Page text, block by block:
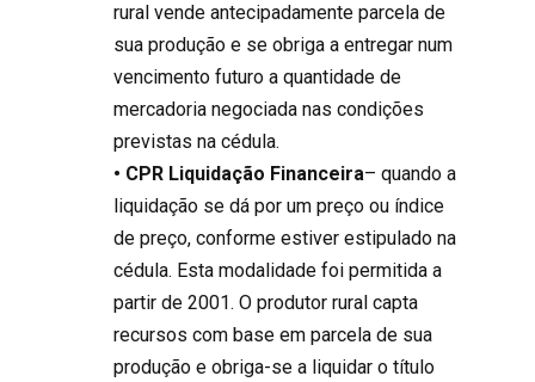
rural vende antecipadamente parcela de
sua produção e se obriga a entregar num
vencimento futuro a quantidade de
mercadoria negociada nas condições
previstas na cédula.
• CPR Liquidação Financeira– quando a
liquidação se dá por um preço ou índice
de preço, conforme estiver estipulado na
cédula. Esta modalidade foi permitida a
partir de 2001. O produtor rural capta
recursos com base em parcela de sua
produção e obriga-se a liquidar o título